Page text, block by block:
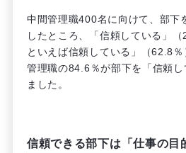
中間管理職400名に向けて、部下
したところ、「信頼している」
といえば信頼している」（62.8
管理職の84.6％が部下を「信頼し
ました。
信頼できる部下は「仕事の目